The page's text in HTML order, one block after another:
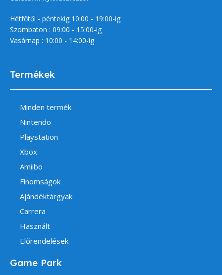
Hétfőtől - péntekig 10:00 - 19:00-ig
Szombaton : 09:00 - 15:00-ig
Vasárnap : 10:00 - 14:00-ig
Termékek
Minden termék
Nintendo
Playstation
Xbox
Amiibo
Finomságok
Ajándéktárgyak
Carrera
Használt
Előrendelések
Game Park